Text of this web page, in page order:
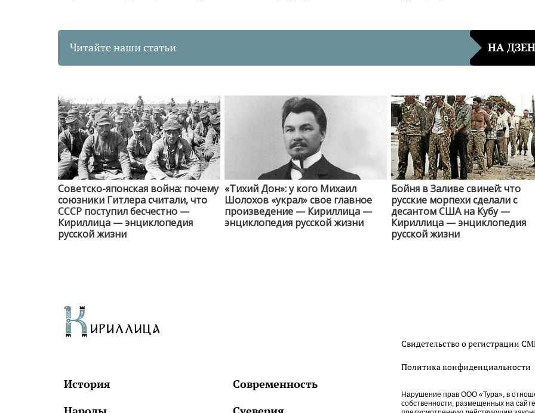
Читайте наши статьи НА ДЗЕН
Советско-японская война: почему
союзники Гитлера считали, что
СССР поступил бесчестно —
Кириллица — энциклопедия
русской жизни
«Тихий Дон»: у кого Михаил
Шолохов «украл» свое главное
произведение — Кириллица —
энциклопедия русской жизни
Бойня в Заливе свиней: что
русские морпехи сделали с
десантом США на Кубу —
Кириллица — энциклопедия
русской жизни
История
Современность
Свидетельство о регистрации
Политика конфиденциальности
Нарушение прав ООО «Тура», в
собственности, размещенных на